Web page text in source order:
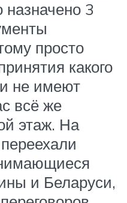
3
просто
какого
не имеют
всё же
этаж. На
и Беларуси,